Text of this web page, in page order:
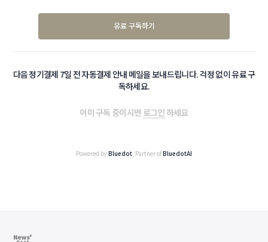
유료 구독하기
다음 정기결제 7일 전 자동결제 안내 메일을 보내드립니다. 걱정 없이 유료 구
독하세요.
이미 구독 중이시면 로그인하세요
Powered byBluedot , Partner ofBluedotAI